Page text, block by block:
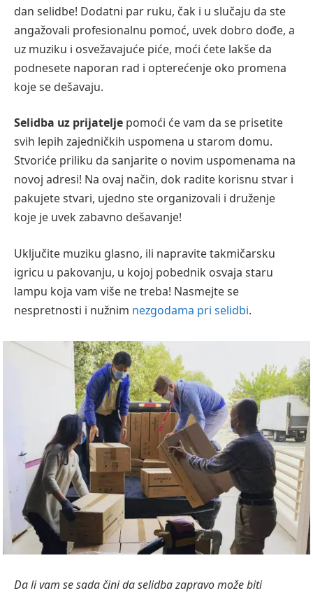
dan selidbe! Dodatni par ruku, čak i u slučaju da ste
angažovali profesionalnu pomoć, uvek dobro dođe, a
uz muziku i osvežavajuće piće, moći ćete lakše da
podnesete naporan rad i opterećenje oko promena
koje se dešavaju.
Selidba uz prijatelje pomoći će vam da se prisetite
svih lepih zajedničkih uspomena u starom domu.
Stvoriće priliku da sanjarite o novim uspomenama na
novoj adresi! Na ovaj način, dok radite korisnu stvar i
pakujete stvari, ujedno ste organizovali i druženje
koje je uvek zabavno dešavanje!
Uključite muziku glasno, ili napravite takmičarsku
igricu u pakovanju, u kojoj pobednik osvaja staru
lampu koja vam više ne treba! Nasmejte se
nespretnosti i nužnim nezgodama pri selidbi.
Da li vam se sada čini da selidba zapravo može biti